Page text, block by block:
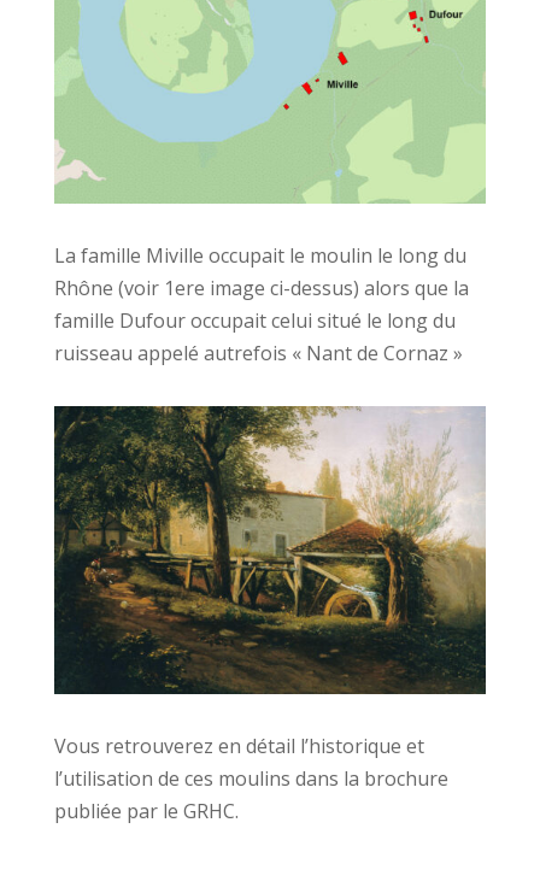
La famille Miville occupait le moulin le long du
Rhône (voir 1ere image ci-dessus) alors que la
famille Dufour occupait celui situé le long du
ruisseau appelé autrefois « Nant de Cornaz »
Vous retrouverez en détail l’historique et
l’utilisation de ces moulins dans la brochure
publiée par le GRHC.